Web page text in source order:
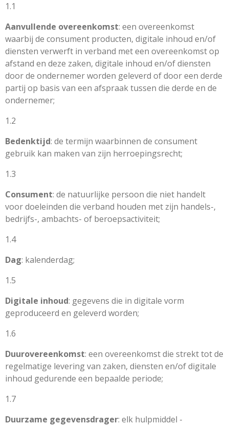
1.1
Aanvullende overeenkomst: een overeenkomst
waarbij de consument producten, digitale inhoud en/of
diensten verwerft in verband met een overeenkomst op
afstand en deze zaken, digitale inhoud en/of diensten
door de ondernemer worden geleverd of door een derde
partij op basis van een afspraak tussen die derde en de
ondernemer;
1.2
Bedenktijd: de termijn waarbinnen de consument
gebruik kan maken van zijn herroepingsrecht;
1.3
Consument: de natuurlijke persoon die niet handelt
voor doeleinden die verband houden met zijn handels-,
bedrijfs-, ambachts- of beroepsactiviteit;
1.4
Dag: kalenderdag;
1.5
Digitale inhoud: gegevens die in digitale vorm
geproduceerd en geleverd worden;
1.6
Duurovereenkomst: een overeenkomst die strekt tot de
regelmatige levering van zaken, diensten en/of digitale
inhoud gedurende een bepaalde periode;
1.7
Duurzame gegevensdrager: elk hulpmiddel -